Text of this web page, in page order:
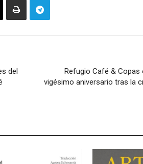
del
Refugio Café & Copas
vigésimo aniversario tras la